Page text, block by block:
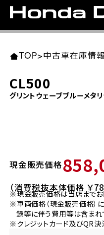
ラインアップ
イベント
法人向けサービス
TOP>中古車在庫情報
CL500
グリントウェーブブルーメタ
現金販売価格
（消費税抜本体価格 ￥
※現金販売価格は当店までお
※車両価格（現金販売価格）に
録等に伴う費用等は含まれ
※クレジットカード及びQR決
東北エリア 店舗
岩手県
宮城県
ホンダドリーム
ホンダドリーム
関東エリア 店舗
東京都
ホンダドリーム
ホンダドリーム
ホンダドリーム
中部エリア 店舗
愛知県
ホンダドリーム
ホンダドリーム
ホンダドリーム
近畿エリア 店舗
大阪府
ホンダドリーム
ホンダドリーム
ホンダドリーム
中国・四国エリ
岡山県
広島県
ホンダドリーム
ホンダドリーム
九州エリア 店舗
福岡県
ホンダドリーム
ホンダドリーム
ホンダドリーム